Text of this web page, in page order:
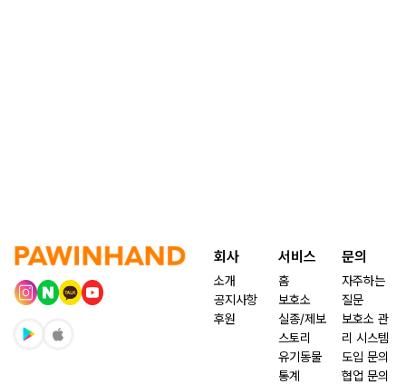
회사
소개
공지사항
후원
서비스
홈
보호소
실종/제보
스토리
유기동물
통계
문의
자주하는
질문
보호소 관
리 시스템
도입 문의
협업 문의